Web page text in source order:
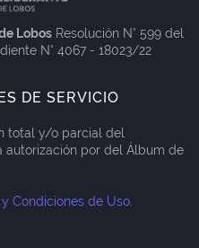
Lobos Resolución N° 599 del
N° 4067 - 18023/22
DE SERVICIO
total y/o parcial del
autorización por del Álbum de
Condiciones de Uso.